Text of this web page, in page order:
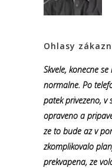
Ohlasy
Skvele, konecne
normalne. Po
patek privezeno, v
opraveno a
ze to bude az v
zkomplikovalo
prekvapena, ze